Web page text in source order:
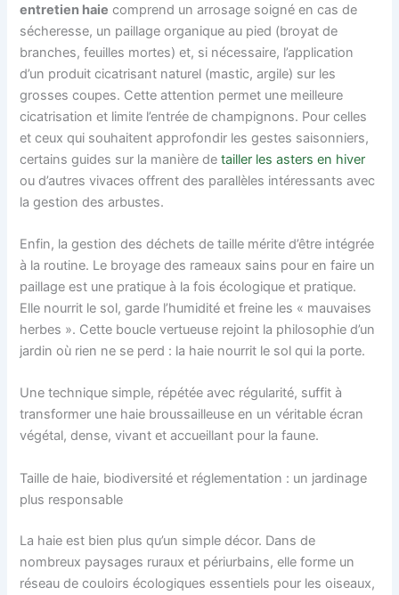
entretien haie comprend un arrosage soigné en cas de
sécheresse, un paillage organique au pied (broyat de
branches, feuilles mortes) et, si nécessaire, l’application
d’un produit cicatrisant naturel (mastic, argile) sur les
grosses coupes. Cette attention permet une meilleure
cicatrisation et limite l’entrée de champignons. Pour celles
et ceux qui souhaitent approfondir les gestes saisonniers,
certains guides sur la manière detailler les asters en hiver
ou d’autres vivaces offrent des parallèles intéressants avec
la gestion des arbustes.
Enfin, la gestion des déchets de taille mérite d’être intégrée
à la routine. Le broyage des rameaux sains pour en faire un
paillage est une pratique à la fois écologique et pratique.
Elle nourrit le sol, garde l’humidité et freine les « mauvaises
herbes ». Cette boucle vertueuse rejoint la philosophie d’un
jardin où rien ne se perd : la haie nourrit le sol qui la porte.
Une technique simple, répétée avec régularité, suffit à
transformer une haie broussailleuse en un véritable écran
végétal, dense, vivant et accueillant pour la faune.
Taille de haie, biodiversité et réglementation : un jardinage
plus responsable
La haie est bien plus qu’un simple décor. Dans de
nombreux paysages ruraux et périurbains, elle forme un
réseau de couloirs écologiques essentiels pour les oiseaux,